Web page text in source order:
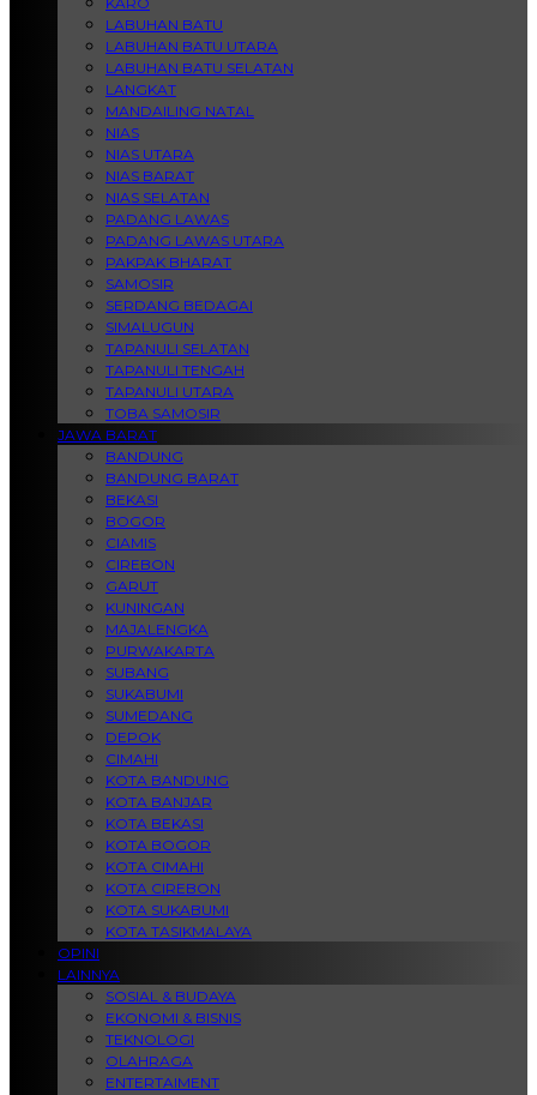
LABUHAN BATU
LABUHAN BATU UTARA
LABUHAN BATU SELATAN
LANGKAT
MANDAILING NATAL
NIAS
NIAS UTARA
NIAS BARAT
NIAS SELATAN
PADANG LAWAS
PADANG LAWAS UTARA
PAKPAK BHARAT
SAMOSIR
SERDANG BEDAGAI
SIMALUGUN
TAPANULI SELATAN
TAPANULI TENGAH
TAPANULI UTARA
TOBA SAMOSIR
JAWA BARAT
BANDUNG
BANDUNG BARAT
BEKASI
BOGOR
CIAMIS
CIREBON
GARUT
KUNINGAN
MAJALENGKA
PURWAKARTA
SUBANG
SUKABUMI
SUMEDANG
DEPOK
CIMAHI
KOTA BANDUNG
KOTA BANJAR
KOTA BEKASI
KOTA BOGOR
KOTA CIMAHI
KOTA CIREBON
KOTA SUKABUMI
KOTA TASIKMALAYA
OPINI
LAINNYA
SOSIAL & BUDAYA
EKONOMI & BISNIS
TEKNOLOGI
OLAHRAGA
ENTERTAIMENT